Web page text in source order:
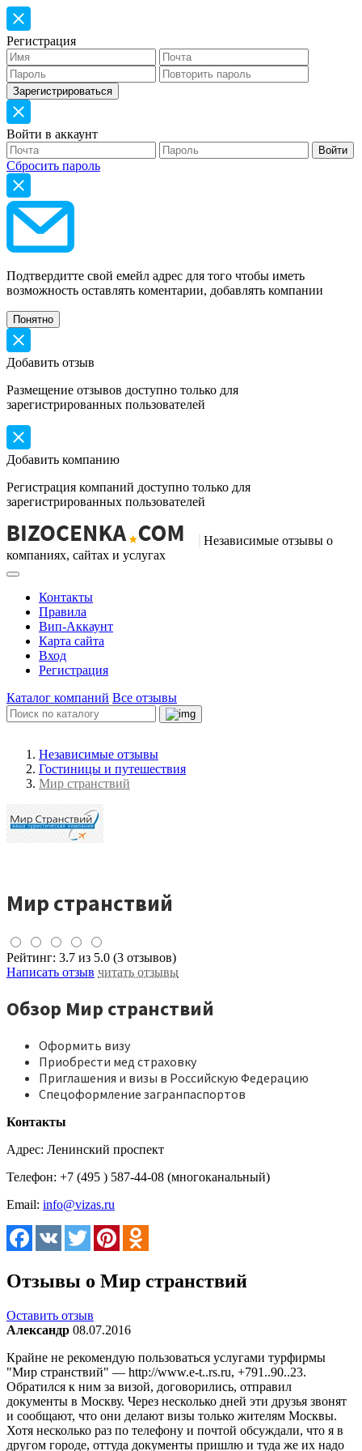
Регистрация
Войти в аккаунт
Сбросить пароль
Подтвердитте свой емейл адрес для того чтобы иметь
возможность оставлять коментарии, добавлять компании
Добавить отзыв
Размещение отзывов доступно только для
зарегистрированных пользователей
Добавить компанию
Регистрация компаний доступно только для
зарегистрированных пользователей
Независимые отзывы о
компаниях, сайтах и услугах
Контакты
Правила
Вип-Аккаунт
Карта сайта
Вход
Регистрация
Каталог компаний Все отзывы
Независимые отзывы
Гостиницы и путешествия
Мир странствий
Мир странствий
Рейтинг: 3.7 из 5.0 (3 отзывов)
Написать отзыв читать отзывы
Обзор Мир странствий
Оформить визу
Приобрести мед страховку
Приглашения и визы в Российскую Федерацию
Спецоформление загранпаспортов
Контакты
Адрес: Ленинский проспект
Телефон: +7 (495 ) 587-44-08 (многоканальный)
Email: info@vizas.ru
Отзывы о Мир странствий
Оставить отзыв
Александр 08.07.2016
Крайне не рекомендую пользоваться услугами турфирмы
"Мир странствий" — http://www.e-t..rs.ru, +791..90..23.
Обратился к ним за визой, договорились, отправил
документы в Москву. Через несколько дней эти друзья звонят
и сообщают, что они делают визы только жителям Москвы.
Хотя несколько раз по телефону и почтой обсуждали, что я в
другом городе, оттуда документы пришлю и туда же их надо